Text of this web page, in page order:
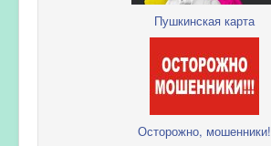
Пушкинская карта
Осторожно, мошенники!